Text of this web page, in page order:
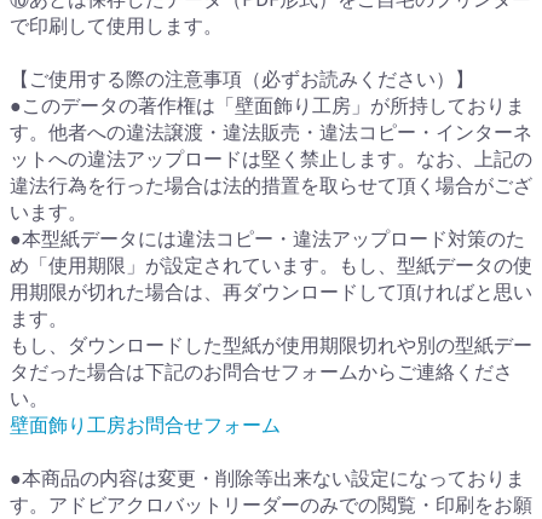
で印刷して使用します。
【ご使用する際の注意事項（必ずお読みください）】
●このデータの著作権は「壁面飾り工房」が所持しておりま
す。他者への違法譲渡・違法販売・違法コピー・インターネ
ットへの違法アップロードは堅く禁止します。なお、上記の
違法行為を行った場合は法的措置を取らせて頂く場合がござ
います。
●本型紙データには違法コピー・違法アップロード対策のた
め「使用期限」が設定されています。もし、型紙データの使
用期限が切れた場合は、再ダウンロードして頂ければと思い
ます。
もし、ダウンロードした型紙が使用期限切れや別の型紙デー
タだった場合は下記のお問合せフォームからご連絡くださ
い。
壁面飾り工房お問合せフォーム
●本商品の内容は変更・削除等出来ない設定になっておりま
す。アドビアクロバットリーダーのみでの閲覧・印刷をお願